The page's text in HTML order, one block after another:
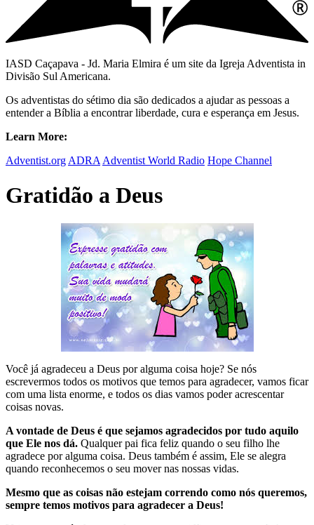
IASD Caçapava - Jd. Maria Elmira é um site da Igreja Adventista in
Divisão Sul Americana.
Os adventistas do sétimo dia são dedicados a ajudar as pessoas a
entender a Bíblia a encontrar liberdade, cura e esperança em Jesus.
Learn More:
Adventist.org ADRA Adventist World Radio Hope Channel
Gratidão a Deus
Você já agradeceu a Deus por alguma coisa hoje? Se nós
escrevermos todos os motivos que temos para agradecer, vamos ficar
com uma lista enorme, e todos os dias vamos poder acrescentar
coisas novas.
A vontade de Deus é que sejamos agradecidos por tudo aquilo
que Ele nos dá. Qualquer pai fica feliz quando o seu filho lhe
agradece por alguma coisa. Deus também é assim, Ele se alegra
quando reconhecemos o seu mover nas nossas vidas.
Mesmo que as coisas não estejam correndo como nós queremos,
sempre temos motivos para agradecer a Deus!